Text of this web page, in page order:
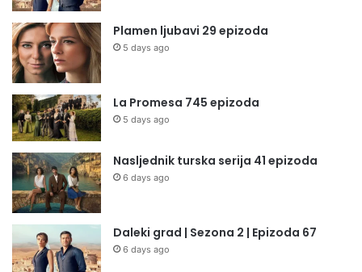
Plamen ljubavi 29 epizoda
5 days ago
La Promesa 745 epizoda
5 days ago
Nasljednik turska serija 41 epizoda
6 days ago
Daleki grad | Sezona 2 | Epizoda 67
6 days ago